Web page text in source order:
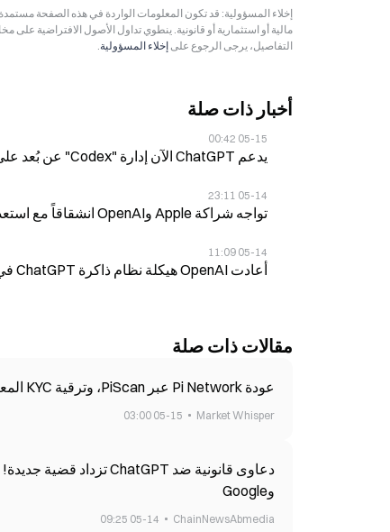
مالية أو استثمارية أو قانونية. ينطوي تداول الأصول الافتراضية
التفاصيل، يرجى الرجوع على إخلاء المسؤولية.
أخبار ذات صلة
05-15 00:42
يدعم ChatGPT الآن إدارة "Codex" عن بُعد على الهاتف، مع 4 مليون مستخدم نشط أسبوعياً
05-14 23:11
تواجه شراكة Apple وOpenAI انشقاقاً مع استعداد OpenAI لاتخاذ إجراءات قانونية
05-14 11:09
أعادت OpenAI هيكلة نظام ذاكرة ChatGPT في 1 سبتمبر، وعَمّقت تكامل Apple Intelligence
مقالات ذات صلة
عودة Pi Network عبر PiScan، وترقية KYC المعتمدة على الذكاء الاصطناعي تختصر قائمة الانتظار البشرية بنسبة 50%
Market Whisper
05-15 03:00
وGoogle
ChainNewsAbmedia
05-14 09:25